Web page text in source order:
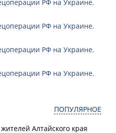
РФ на Украине.
РФ на Украине.
РФ на Украине.
РФ на Украине.
ПОПУЛЯРНОЕ
Алтайского края